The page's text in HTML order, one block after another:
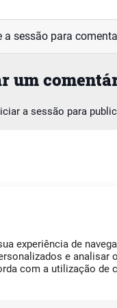
experiência de
e analisar
com a utilização de
a sessão para
um
a sessão para